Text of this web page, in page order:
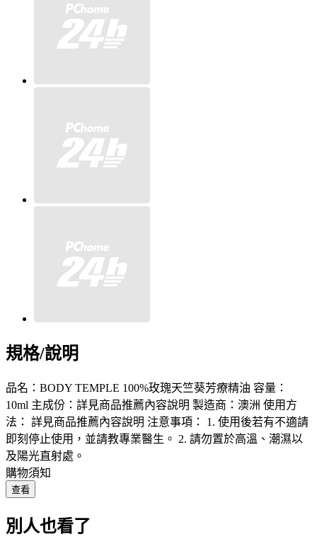
規格/說明
品名：BODY TEMPLE 100%玫瑰天竺葵芳療精油 容量：
10ml 主成份：詳見商品推薦內容說明 製造商：澳洲 使用方
法： 詳見商品推薦內容說明 注意事項： 1. 使用後若有不適請
即刻停止使用，並請教專業醫生。 2. 請勿置於高溫、潮濕以
及陽光直射處。
購物須知
查看
別人也看了